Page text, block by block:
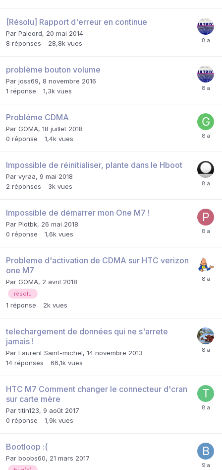
[Résolu] Rapport d'erreur en continue
Par Paleord, 20 mai 2014
8 réponses 28,8k vues
problème bouton volume
Par joss69, 8 novembre 2016
1 réponse 1,3k vues
Probléme CDMA
Par GOMA, 18 juillet 2018
0 réponse 1,4k vues
Impossible de réinitialiser, plante dans le Hboot
Par vyraa, 9 mai 2018
2 réponses 3k vues
Impossible de démarrer mon One M7 !
Par Plotbk, 26 mai 2018
0 réponse 1,6k vues
Probleme d'activation de CDMA sur HTC verizon
one M7
Par GOMA, 2 avril 2018
résolu
1 réponse 2k vues
telechargement de données qui ne s'arrete
jamais !
Par Laurent Saint-michel, 14 novembre 2013
14 réponses 66,1k vues
HTC M7 Comment changer le connecteur d'cran
sur carte mère
Partitin123, 9 août 2017
0 réponse 1,9k vues
Bootloop :(
Par boobs60, 21 mars 2017